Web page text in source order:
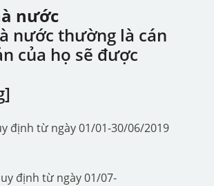
nước
nước thường là cán
của họ sẽ được
định từ ngày 01/01-30/06/2019
định từ ngày 01/07-